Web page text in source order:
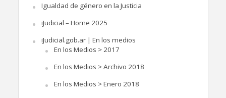
Igualdad de género en la Justicia
iJudicial – Home 2025
iJudicial.gob.ar | En los medios
En los Medios > 2017
En los Medios > Archivo 2018
En los Medios > Enero 2018